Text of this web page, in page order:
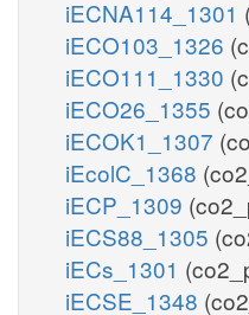
iECNA114_1301
iECO103_1326
iECO111_1330
iECO26_1355
iECOK1_1307
iEcolC_1368
iECP_1309
iECS88_1305
iECs_1301
iECSE_1348